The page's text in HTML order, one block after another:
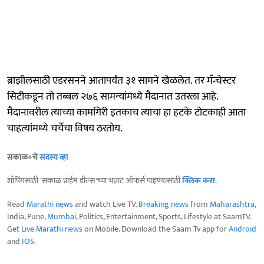
ब्राझीलसाठी एडरसनने आतापर्यंत ३१ सामने खेळलेत. तर मॅन्चेस्टर
सिटीकडून तो तब्बल २७६ सामन्यांमध्ये मैदानात उतरला आहे.
मैदानावरील त्याच्या कामगिरी इतकाच त्याचा हा हटके टोटकाही आता
चाहत्यांमध्ये चर्चेचा विषय ठरतोय.
सकाळ+चेसदस्य व्हा
शॉपिंगसाठी 'सकाळ प्राईम डील्स'च्या भन्नाट ऑफर्स पाहण्यासाठीक्लिक करा.
Read Marathi newsand watch Live TV.Breaking newsfrom Maharashtra,
India, Pune,Mumbai, Politics, Entertainment, Sports, Lifestyle at SaamTV.
GetLive Marathi newson Mobile. Download the Saam Tv app forAndroid
and IOS.